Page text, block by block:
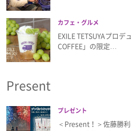
カフェ・グルメ
EXILE TETSUYAプロデ
COFFEE」の限定…
Present
プレゼント
＜Present！＞佐藤勝